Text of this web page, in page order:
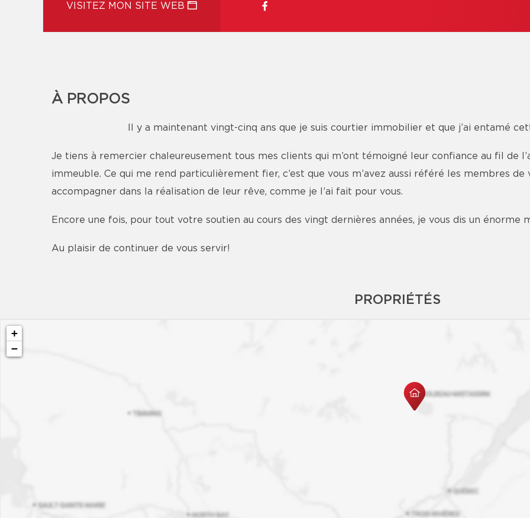
VISITEZ MON SITE WEB
À PROPOS
Il y a maintenant vingt-cinq ans que je suis courtier immobilier et que j’ai entamé
Je tiens à remercier chaleureusement tous mes clients qui m’ont témoigné leur confiance au fil de
immeuble. Ce qui me rend particulièrement fier, c’est que vous m’avez aussi référé les membres de
accompagner dans la réalisation de leur rêve, comme je l’ai fait pour vous.
Encore une fois, pour tout votre soutien au cours des vingt dernières années, je vous dis un énorme
Au plaisir de continuer de vous servir!
PROPRIÉTÉS
+
−